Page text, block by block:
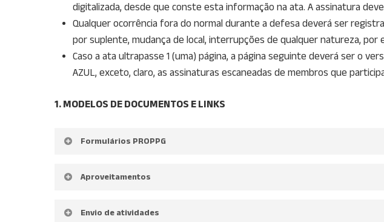
digitalizada, desde que conste esta informação na ata. A assinatura
Qualquer ocorrência fora do normal durante a defesa deverá ser
por suplente, mudança de local, interrupções de qualquer natureza, por
Caso a ata ultrapasse 1 (uma) página, a página seguinte deverá ser o
AZUL, exceto, claro, as assinaturas escaneadas de membros que
1. MODELOS DE DOCUMENTOS E LINKS
Formulários PROPPG
Solicitação de defesa de tese
Aproveitamentos
Envio de atividades